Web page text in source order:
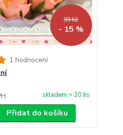
99 Kč
- 15 %
1 hodnocení
skladem > 20 ks
Přidat do košíku